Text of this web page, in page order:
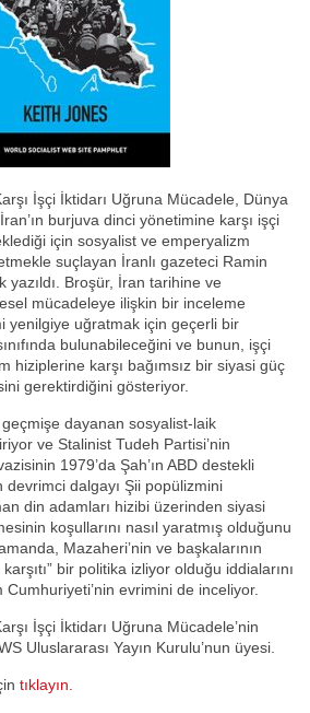
İşçi İktidarı Uğruna Mücadele, Dünya
burjuva dinci yönetimine karşı işçi
için sosyalist ve emperyalizm
suçlayan İranlı gazeteci Ramin
yazıldı. Broşür, İran tarihine ve
mücadeleye ilişkin bir inceleme
yenilgiye uğratmak için geçerli bir
bulunabileceğini ve bunun, işçi
hiziplerine karşı bağımsız bir siyasi güç
gerektirdiğini gösteriyor.
geçmişe dayanan sosyalist-laik
ve Stalinist Tudeh Partisi’nin
1979’da Şah’ın ABD destekli
dalgayı Şii popülizmini
din adamları hizibi üzerinden siyasi
koşullarını nasıl yaratmış olduğunu
Mazaheri’nin ve başkalarının
bir politika izliyor olduğu iddialarını
evrimini de inceliyor.
İşçi İktidarı Uğruna Mücadele’nin
Uluslararası Yayın Kurulu’nun üyesi.
tıklayın.